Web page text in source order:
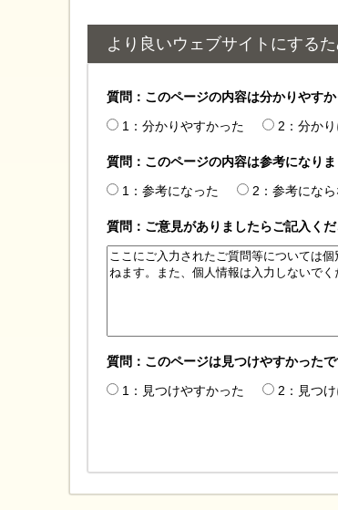
より良いウェブサイトにする
質問：このページの内容は分かりやす
1：分かりやすかった
2：分か
質問：このページの内容は参考になりま
1：参考になった
2：参考にな
質問：ご意見がありましたらご記入く
質問：このページは見つけやすかったで
1：見つけやすかった
2：見つ